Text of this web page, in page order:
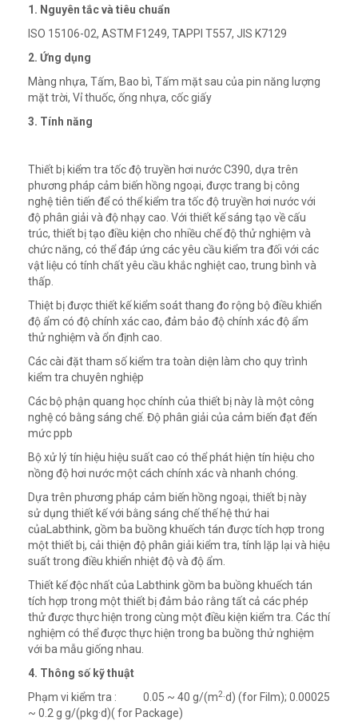
1. Nguyên tắc và tiêu chuẩn
ISO 15106-02, ASTM F1249, TAPPI T557, JIS K7129
2. Ứng dụng
Màng nhựa, Tấm, Bao bì, Tấm mặt sau của pin năng lượng
mặt trời, Vỉ thuốc, ống nhựa, cốc giấy
3. Tính năng
Thiết bị kiểm tra tốc độ truyền hơi nước C390, dựa trên
phương pháp cảm biến hồng ngoại, được trang bị công
nghệ tiên tiến để có thể kiểm tra tốc độ truyền hơi nước với
độ phân giải và độ nhạy cao. Với thiết kế sáng tạo về cấu
trúc, thiết bị tạo điều kiện cho nhiều chế độ thử nghiệm và
chức năng, có thể đáp ứng các yêu cầu kiểm tra đối với các
vật liệu có tính chất yêu cầu khắc nghiệt cao, trung bình và
thấp.
Thiệt bị được thiết kế kiểm soát thang đo rộng bộ điều khiển
độ ẩm có độ chính xác cao, đảm bảo độ chính xác độ ẩm
thử nghiệm và ổn định cao.
Các cài đặt tham số kiểm tra toàn diện làm cho quy trình
kiểm tra chuyên nghiệp
Các bộ phận quang học chính của thiết bị này là một công
nghệ có bằng sáng chế. Độ phân giải của cảm biến đạt đến
mức ppb
Bộ xử lý tín hiệu hiệu suất cao có thể phát hiện tín hiệu cho
nồng độ hơi nước một cách chính xác và nhanh chóng.
Dựa trên phương pháp cảm biến hồng ngoại, thiết bị này
sử dụng thiết kế với bằng sáng chế thế hệ thứ hai
củaLabthink, gồm ba buồng khuếch tán được tích hợp trong
một thiết bị, cải thiện độ phân giải kiểm tra, tính lặp lại và hiệu
suất trong điều khiển nhiệt độ và độ ẩm.
Thiết kế độc nhất của Labthink gồm ba buồng khuếch tán
tích hợp trong một thiết bị đảm bảo rằng tất cả các phép
thử được thực hiện trong cùng một điều kiện kiểm tra. Các thí
nghiệm có thể được thực hiện trong ba buồng thử nghiệm
với ba mẫu giống nhau.
4. Thông số kỹ thuật
Phạm vi kiểm tra : 0.05 ~ 40 g/(m2·d) (for Film); 0.00025
~ 0.2 g g/(pkg·d)( for Package)